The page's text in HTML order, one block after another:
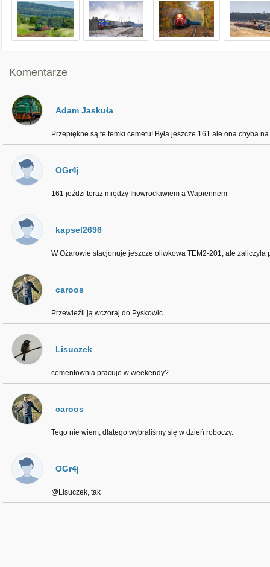
Komentarze
Adam Jaskuła
Przepiękne są te temki cemetu! Była jeszcze 161 ale ona chyba
OGr4j
161 jeździ teraz między Inowrocławiem a Wapiennem
kapsel2696
W Ożarowie stacjonuje jeszcze oliwkowa TEM2-201, ale
caroos
Przewieźli ją wczoraj do Pyskowic.
Lisuczek
cementownia pracuje w weekendy?
caroos
Tego nie wiem, dlatego wybraliśmy się w dzień roboczy.
OGr4j
@Lisuczek, tak